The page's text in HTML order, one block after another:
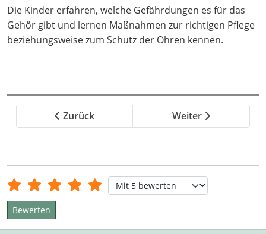
Die Kinder erfahren, welche Gefährdungen es für das
Gehör gibt und lernen Maßnahmen zur richtigen Pflege
beziehungsweise zum Schutz der Ohren kennen.
Zurück Weiter
Bewertung: /5 Bitte bewerten